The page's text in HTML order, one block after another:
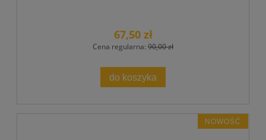
67,50 zł
Cena regularna: 90,00 zł
do koszyka
NOWOŚĆ